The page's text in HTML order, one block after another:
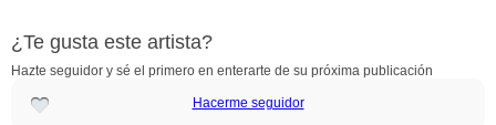
¿Te gusta este artista?
Hazte seguidor y sé el primero en enterarte de su próxima publicación
Hacerme seguidor